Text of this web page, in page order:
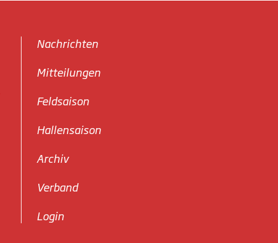
Nachrichten
Mitteilungen
Feldsaison
Hallensaison
Archiv
Verband
Login